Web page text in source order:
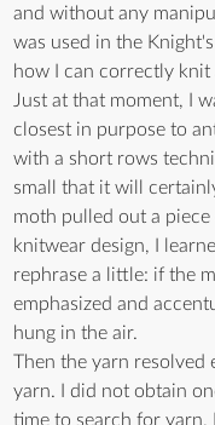
and without any
was used in the
how I can correctly
Just at that moment, I
closest in purpose to
with a short rows
small that it will
moth pulled out a
knitwear design, I
rephrase a little: if the
emphasized and
hung in the air.
Then the yarn resolved
yarn. I did not obtain
time to search for yarn.